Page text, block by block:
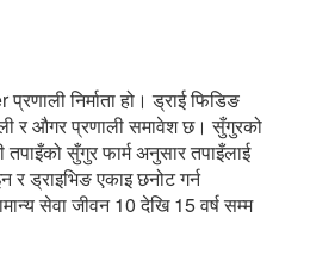
निर्माता हो। ड्राई फिडिङ
र औगर प्रणाली समावेश छ। सुँगुरको
सुँगुर फार्म अनुसार तपाइँलाई
र ड्राइभिङ एकाइ छनोट गर्न
सेवा जीवन 10 देखि 15 वर्ष सम्म